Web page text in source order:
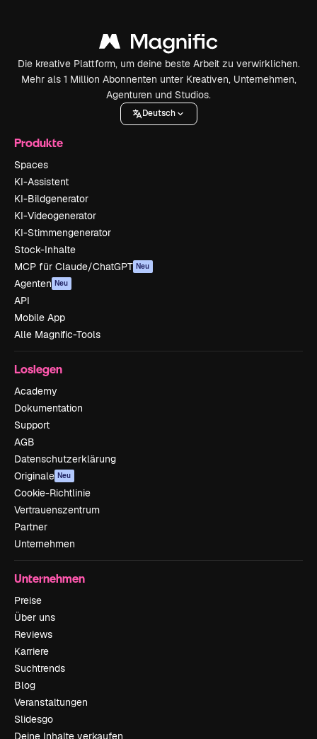
Die kreative Plattform, um deine beste Arbeit zu verwirklichen.
Mehr als 1 Million Abonnenten unter Kreativen, Unternehmen,
Agenturen und Studios.
Deutsch
Produkte
Spaces
KI-Assistent
KI-Bildgenerator
KI-Videogenerator
KI-Stimmengenerator
Stock-Inhalte
MCP für Claude/ChatGPT Neu
Agenten Neu
API
Mobile App
Alle Magnific-Tools
Loslegen
Academy
Dokumentation
Support
AGB
Datenschutzerklärung
Originale Neu
Cookie-Richtlinie
Vertrauenszentrum
Partner
Unternehmen
Unternehmen
Preise
Über uns
Reviews
Karriere
Suchtrends
Blog
Veranstaltungen
Slidesgo
Deine Inhalte verkaufen